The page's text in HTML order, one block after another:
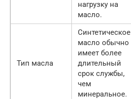
нагрузку на
масло.
Тип масла
Синтетическое
масло обычно
имеет более
длительный
срок службы,
чем
минеральное.